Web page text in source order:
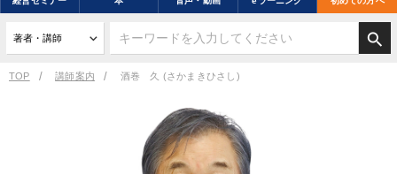
search
TOP 講師案内 酒巻 久 (さかまきひさし)